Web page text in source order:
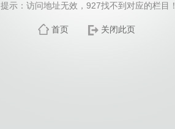
提示：访问地址无效，927找不到对应的栏目！
首页 关闭此页